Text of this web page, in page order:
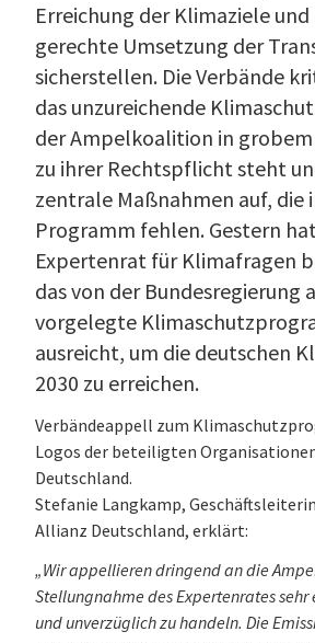
Erreichung der Klimaziele und
gerechte Umsetzung der
sicherstellen. Die Verbände
das unzureichende
der Ampelkoalition in grobem
zu ihrer Rechtspflicht steht
zentrale Maßnahmen auf, die
Programm fehlen. Gestern
Expertenrat für Klimafragen
das von der Bundesregierung
vorgelegte
ausreicht, um die deutschen
2030 zu erreichen.
Verbändeappell zum
Logos der beteiligten
Deutschland.
Stefanie Langkamp,
Allianz Deutschland, erklärt:
„Wir appellieren dringend an die
Stellungnahme des Expertenrates sehr
und unverzüglich zu handeln. Die